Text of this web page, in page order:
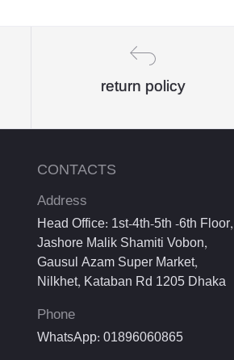
return policy
CONTACTS
Address
Head Office: 1st-4th-5th -6th Floor,
Jashore Malik Shamiti Vobon,
Gausul Azam Super Market,
Nilkhet, Kataban Rd 1205 Dhaka
Phone
WhatsApp: 01896060865